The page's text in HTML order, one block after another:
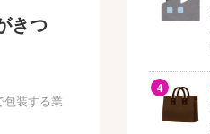
きつ
装する業